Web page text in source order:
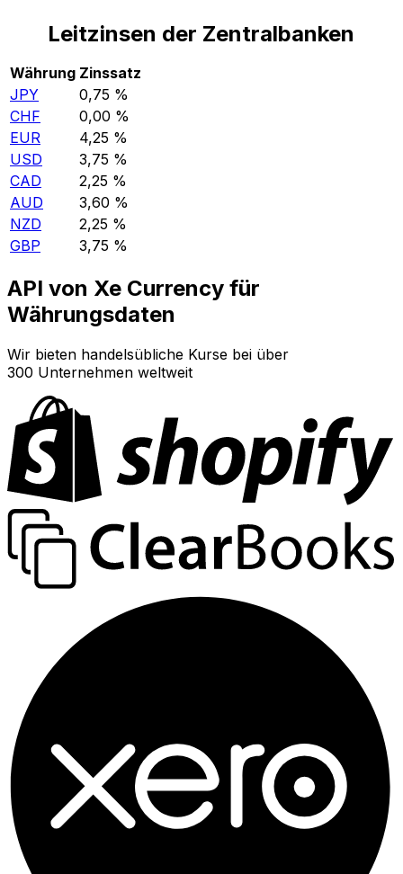
Leitzinsen der Zentralbanken
Währung Zinssatz
JPY
0,75 %
CHF
0,00 %
EUR
4,25 %
USD
3,75 %
CAD
2,25 %
AUD
3,60 %
NZD
2,25 %
GBP
3,75 %
API von Xe Currency für
Währungsdaten
Wir bieten handelsübliche Kurse bei über
300 Unternehmen weltweit